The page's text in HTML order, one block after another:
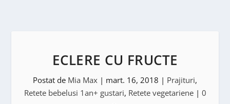
ECLERE CU FRUCTE
Postat de Mia Max | mart. 16, 2018 | Prajituri,
Retete bebelusi 1an+ gustari, Retete vegetariene| 0